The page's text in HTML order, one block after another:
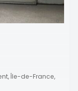
Île-de-France,